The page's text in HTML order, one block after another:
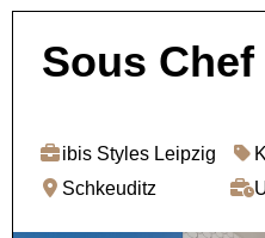
Revo Jobangebote
Über uns
Sous
ibis Styles Leipzig
Schkeuditz